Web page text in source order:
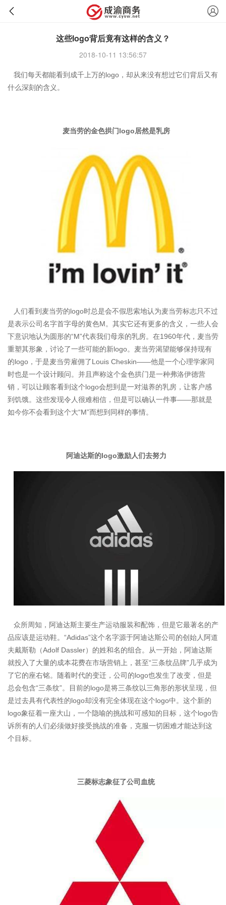
这些logo背后竟有这样的含义？
2018-10-11 13:56:57
我们每天都能看到成千上万的logo，却从来没有想过它们背后又有
什么深刻的含义。
麦当劳的金色拱门logo居然是乳房
人们看到麦当劳的logo时总是会不假思索地认为麦当劳标志只不过
是表示公司名字首字母的黄色M。其实它还有更多的含义，一些人会
下意识地认为圆形的“M”代表我们母亲的乳房。在1960年代，麦当劳
重塑其形象，讨论了一些可能的新logo。麦当劳渴望能够保持现有
的logo，于是麦当劳雇佣了Louis Cheskin——他是一个心理学家同
时也是一个设计顾问。并且声称这个金色拱门是一种弗洛伊德营
销，可以让顾客看到这个logo会想到是一对滋养的乳房，让客户感
到饥饿。这些发现令人很难相信，但是可以确认一件事——那就是
如今你不会看到这个大“M”而想到同样的事情。
阿迪达斯的logo激励人们去努力
众所周知，阿迪达斯主要生产运动服装和配饰，但是它最著名的产
品应该是运动鞋。“Adidas”这个名字源于阿迪达斯公司的创始人阿道
夫戴斯勒（Adolf Dassler）的姓和名的组合。从一开始，阿迪达斯
就投入了大量的成本花费在市场营销上，甚至“三条纹品牌”几乎成为
了它的座右铭。随着时代的变迁，公司的logo也发生了改变，但是
总会包含“三条纹”。目前的logo是将三条纹以三角形的形状呈现，但
是过去具有代表性的logo却没有完全体现在这个logo中。这个新的
logo象征着一座大山，一个隐喻的挑战和可感知的目标，这个logo告
诉所有的人们必须做好接受挑战的准备，克服一切困难才能达到这
个目标。
三菱标志象征了公司血统